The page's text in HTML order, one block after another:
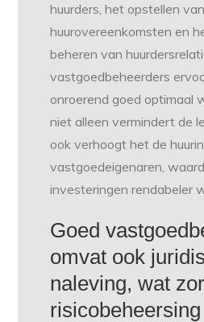
huurders, het opstellen
huurovereenkomsten en
beheren van
vastgoedbeheerders
onroerend goed optimaal
niet alleen vermindert de
ook verhoogt het de
vastgoedeigenaren,
investeringen rendabeler
Goed
omvat ook
naleving, wat